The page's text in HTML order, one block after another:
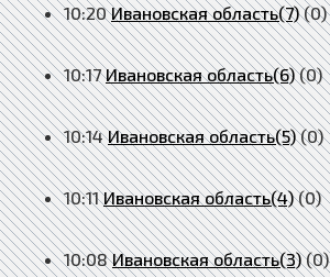
10:20 Ивановская область(7) (0)
10:17 Ивановская область(6) (0)
10:14 Ивановская область(5) (0)
10:11 Ивановская область(4) (0)
10:08 Ивановская область(3) (0)